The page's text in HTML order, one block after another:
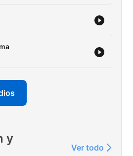
y
Ver todo